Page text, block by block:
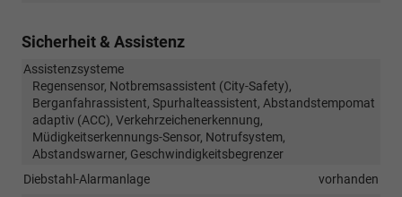
Sicherheit & Assistenz
Assistenzsysteme
Regensensor, Notbremsassistent (City-Safety),
Berganfahrassistent, Spurhalteassistent, Abstandstempomat
adaptiv (ACC), Verkehrzeichenerkennung,
Müdigkeitserkennungs-Sensor, Notrufsystem,
Abstandswarner, Geschwindigkeitsbegrenzer
Diebstahl-Alarmanlage
vorhanden